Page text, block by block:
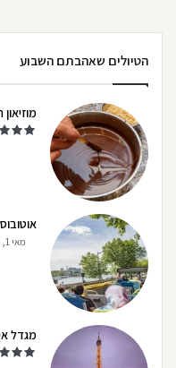
הטיולים שאהבתם השבוע
מאי 1, 2024
מגדל